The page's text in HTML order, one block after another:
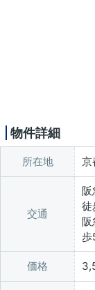
物件詳細
所在地 京
交通
阪
徒
阪
歩
価格